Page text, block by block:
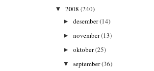
▼ 2008 (240)
► desember(14)
► november(13)
► oktober(25)
▼ september(36)